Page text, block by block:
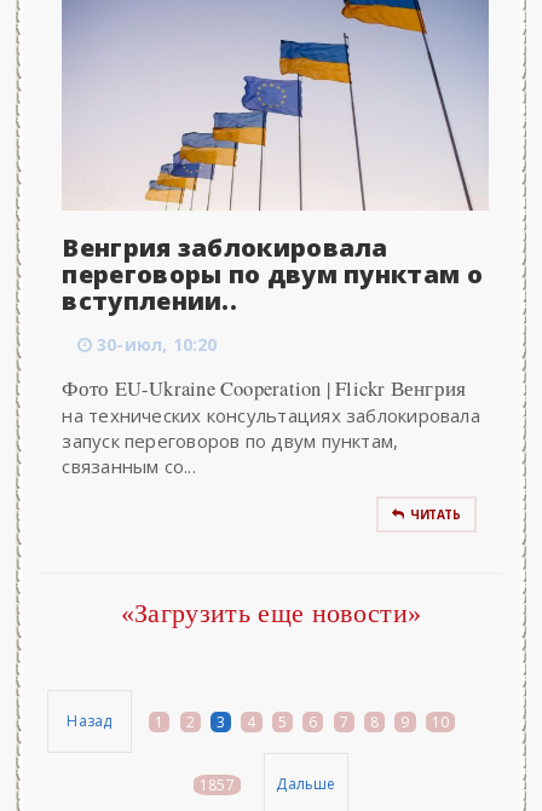
Венгрия заблокировала
переговоры по двум пунктам о
вступлении..
30-июл, 10:20
Фото EU-Ukraine Cooperation | Flickr Венгрия
на технических консультациях заблокировала
запуск переговоров по двум пунктам,
связанным со...
ЧИТАТЬ
«Загрузить еще новости»
Назад 1 2 3 4 5 6 7 8 9 10
1857 Дальше